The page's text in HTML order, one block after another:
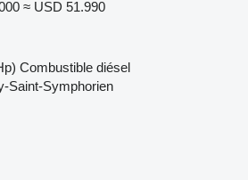
≈ USD 51.990
Combustible diésel
Saint-Symphorien